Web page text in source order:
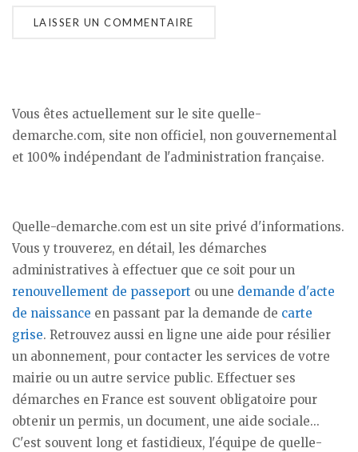
Vous êtes actuellement sur le site quelle-
demarche.com, site non officiel, non gouvernemental
et 100% indépendant de l'administration française.
Quelle-demarche.com est un site privé d'informations.
Vous y trouverez, en détail, les démarches
administratives à effectuer que ce soit pour un
renouvellement de passeport ou une demande d'acte
de naissance en passant par la demande de carte
grise. Retrouvez aussi en ligne une aide pour résilier
un abonnement, pour contacter les services de votre
mairie ou un autre service public. Effectuer ses
démarches en France est souvent obligatoire pour
obtenir un permis, un document, une aide sociale...
C'est souvent long et fastidieux, l'équipe de quelle-